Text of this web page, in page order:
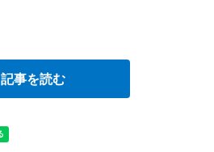
記事を読む